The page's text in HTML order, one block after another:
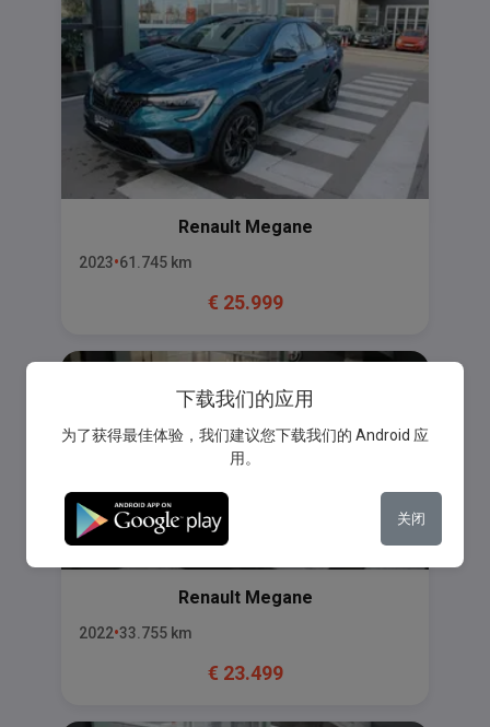
Renault Megane
2023 61.745 km
€ 25.999
Renault Megane
2022 33.755 km
€ 23.499
下载我们的应用
为了获得最佳体验，我们建议您下载我们的 Android 应
用。
关闭